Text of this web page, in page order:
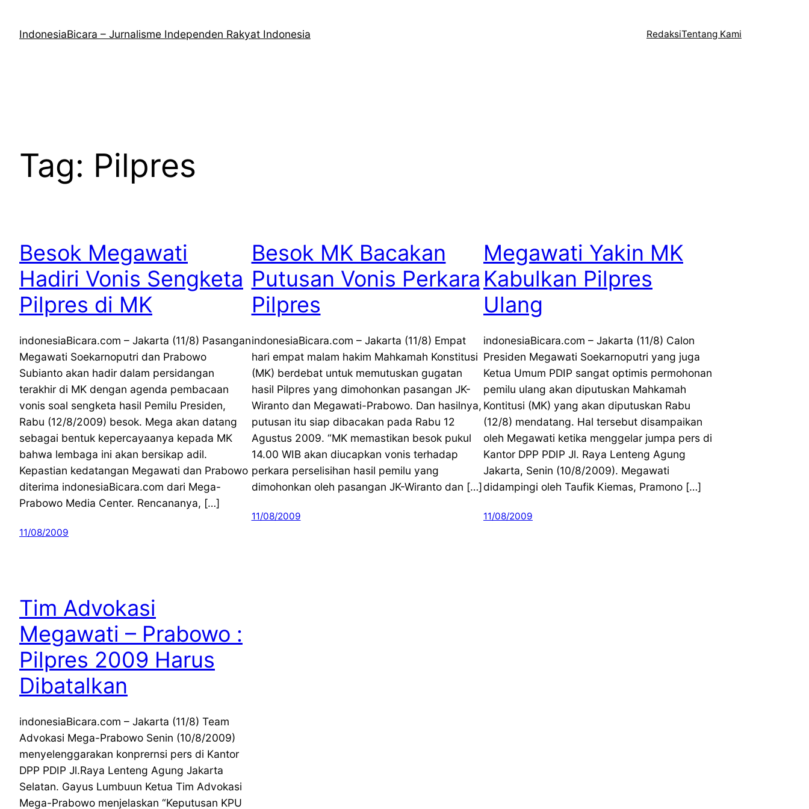
kontenIndonesiaBicara – Jurnalisme Independen Rakyat Indonesia RedaksiTentang Kami
Tag: Pilpres
Besok Megawati
Hadiri Vonis Sengketa
Pilpres di MK
indonesiaBicara.com – Jakarta (11/8) Pasangan
Megawati Soekarnoputri dan Prabowo
Subianto akan hadir dalam persidangan
terakhir di MK dengan agenda pembacaan
vonis soal sengketa hasil Pemilu Presiden,
Rabu (12/8/2009) besok. Mega akan datang
sebagai bentuk kepercayaanya kepada MK
bahwa lembaga ini akan bersikap adil.
Kepastian kedatangan Megawati dan Prabowo
diterima indonesiaBicara.com dari Mega-
Prabowo Media Center. Rencananya, […]
11/08/2009
Besok MK Bacakan
Putusan Vonis Perkara
Pilpres
indonesiaBicara.com – Jakarta (11/8) Empat
hari empat malam hakim Mahkamah Konstitusi
(MK) berdebat untuk memutuskan gugatan
hasil Pilpres yang dimohonkan pasangan JK-
Wiranto dan Megawati-Prabowo. Dan hasilnya,
putusan itu siap dibacakan pada Rabu 12
Agustus 2009. “MK memastikan besok pukul
14.00 WIB akan diucapkan vonis terhadap
perkara perselisihan hasil pemilu yang
dimohonkan oleh pasangan JK-Wiranto dan […]
11/08/2009
Megawati Yakin MK
Kabulkan Pilpres
Ulang
indonesiaBicara.com – Jakarta (11/8) Calon
Presiden Megawati Soekarnoputri yang juga
Ketua Umum PDIP sangat optimis permohonan
pemilu ulang akan diputuskan Mahkamah
Kontitusi (MK) yang akan diputuskan Rabu
(12/8) mendatang. Hal tersebut disampaikan
oleh Megawati ketika menggelar jumpa pers di
Kantor DPP PDIP Jl. Raya Lenteng Agung
Jakarta, Senin (10/8/2009). Megawati
didampingi oleh Taufik Kiemas, Pramono […]
11/08/2009
Tim Advokasi
Megawati – Prabowo :
Pilpres 2009 Harus
Dibatalkan
indonesiaBicara.com – Jakarta (11/8) Team
Advokasi Mega-Prabowo Senin (10/8/2009)
menyelenggarakan konprernsi pers di Kantor
DPP PDIP Jl.Raya Lenteng Agung Jakarta
Selatan. Gayus Lumbuun Ketua Tim Advokasi
Mega-Prabowo menjelaskan “Keputusan KPU